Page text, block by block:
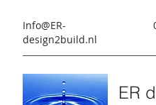
Info@ER-
design2build.nl
ER